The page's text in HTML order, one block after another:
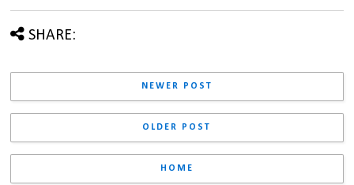
SHARE:
NEWER POST
OLDER POST
HOME